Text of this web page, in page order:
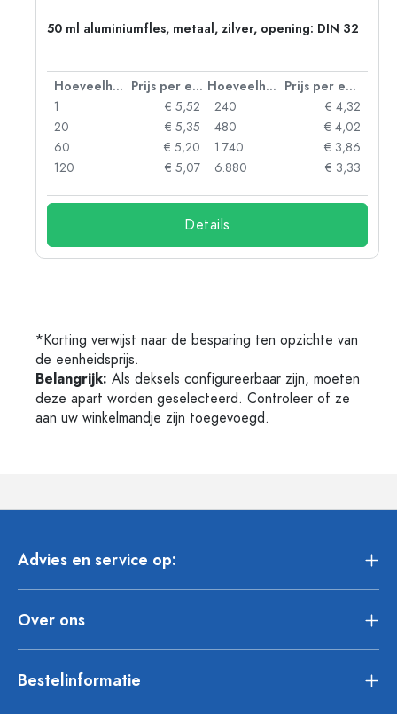
50 ml aluminiumfles, metaal, zilver, opening: DIN 32
Hoeveelheid Prijs per eenheid Hoeveelheid
Prijs per eenheid
1
€ 5,52
20
€ 5,35
60
€ 5,20
120
€ 5,07
240
€ 4,32
480
€ 4,02
1.740
€ 3,86
6.880
€ 3,33
Details
*Korting verwijst naar de besparing ten opzichte van
de eenheidsprijs.
Belangrijk: Als deksels configureerbaar zijn, moeten
deze apart worden geselecteerd. Controleer of ze
aan uw winkelmandje zijn toegevoegd.
Advies en service op:
Over ons
Bestelinformatie